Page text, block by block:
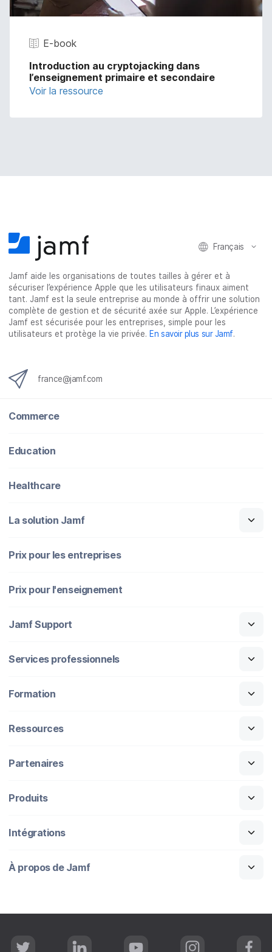
E-book
Introduction au cryptojacking dans
l’enseignement primaire et secondaire
Voir la ressource
Français
Jamf aide les organisations de toutes tailles à gérer et à
sécuriser l’expérience Apple que les utilisateurs finaux aiment
tant. Jamf est la seule entreprise au monde à offrir une solution
complète de gestion et de sécurité axée sur Apple. L’expérience
Jamf est sécurisée pour les entreprises, simple pour les
utilisateurs et protège la vie privée. En savoir plus sur Jamf.
france@jamf.com
Commerce
Education
Healthcare
La solution Jamf
Prix pour les entreprises
Prix pour l'enseignement
Jamf Support
Services professionnels
Formation
Ressources
Partenaires
Produits
Intégrations
À propos de Jamf
T L Y I F